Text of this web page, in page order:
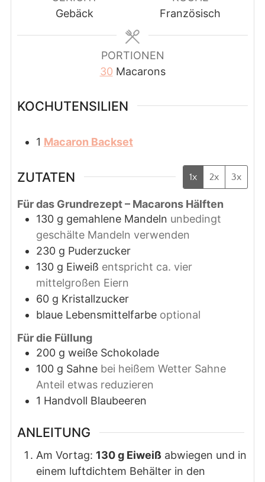
Gebäck
Französisch
PORTIONEN
30 Macarons
KOCHUTENSILIEN
1 Macaron Backset
ZUTATEN 1x 2x 3x
Für das Grundrezept – Macarons Hälften
130 g gemahlene Mandeln unbedingt
geschälte Mandeln verwenden
230 g Puderzucker
130 g Eiweiß entspricht ca. vier
mittelgroßen Eiern
60 g Kristallzucker
blaue Lebensmittelfarbe optional
Für die Füllung
200 g weiße Schokolade
100 g Sahne bei heißem Wetter Sahne
Anteil etwas reduzieren
1 Handvoll Blaubeeren
ANLEITUNG
Am Vortag: 130 g Eiweißabwiegen und in
einem luftdichtem Behälter in den